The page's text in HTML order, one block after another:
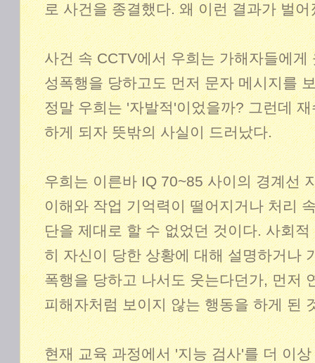
로 사건을 종결했다. 왜 이런 결과가 벌
사건 속 CCTV에서 우희는 가해자들에
성폭행을 당하고도 먼저 문자 메시지를
정말 우희는 '자발적'이었을까? 그런데
하게 되자 뜻밖의 사실이 드러났다.
우희는 이른바 IQ 70~85 사이의 경계선
이해와 작업 기억력이 떨어지거나 처리
단을 제대로 할 수 없었던 것이다. 사회
히 자신이 당한 상황에 대해 설명하거나
폭행을 당하고 나서도 웃는다던가, 먼저
피해자처럼 보이지 않는 행동을 하게 된
현재 교육 과정에서 '지능 검사'를 더 이